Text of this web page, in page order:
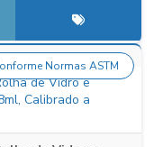
Normas ASTM